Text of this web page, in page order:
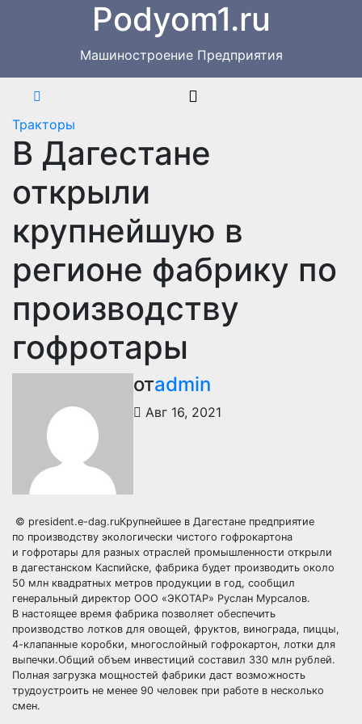
содержимому
Podyom1.ru
Машиностроение Предприятия
Тракторы
В Дагестане
открыли
крупнейшую в
регионе фабрику по
производству
гофротары
отadmin
Авг 16, 2021
© president.e-dag.ruКрупнейшее в Дагестане предприятие
по производству экологически чистого гофрокартона
и гофротары для разных отраслей промышленности открыли
в дагестанском Каспийске, фабрика будет производить около
50 млн квадратных метров продукции в год, сообщил
генеральный директор ООО «ЭКОТАР» Руслан Мурсалов.
В настоящее время фабрика позволяет обеспечить
производство лотков для овощей, фруктов, винограда, пиццы,
4-клапанные коробки, многослойный гофрокартон, лотки для
выпечки.Общий объем инвестиций составил 330 млн рублей.
Полная загрузка мощностей фабрики даст возможность
трудоустроить не менее 90 человек при работе в несколько
смен.